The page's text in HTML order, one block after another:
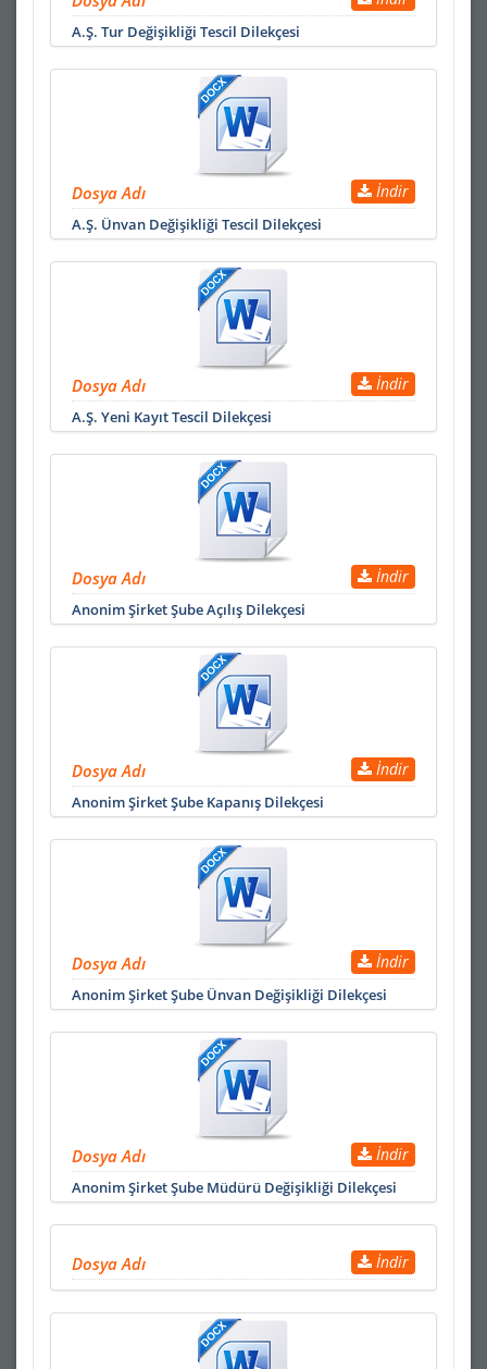
A.Ş. Tur Değişikliği Tescil Dilekçesi
Dosya Adı İndir
A.Ş. Ünvan Değişikliği Tescil Dilekçesi
Dosya Adı İndir
A.Ş. Yeni Kayıt Tescil Dilekçesi
Dosya Adı İndir
Anonim Şirket Şube Açılış Dilekçesi
Dosya Adı İndir
Anonim Şirket Şube Kapanış Dilekçesi
Dosya Adı İndir
Anonim Şirket Şube Ünvan Değişikliği Dilekçesi
Dosya Adı İndir
Anonim Şirket Şube Müdürü Değişikliği Dilekçesi
Dosya Adı İndir